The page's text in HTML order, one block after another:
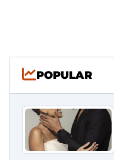
POPULAR